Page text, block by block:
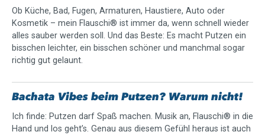
Ob Küche, Bad, Fugen, Armaturen, Haustiere, Auto oder
Kosmetik – mein Flauschi® ist immer da, wenn schnell wieder
alles sauber werden soll. Und das Beste: Es macht Putzen ein
bisschen leichter, ein bisschen schöner und manchmal sogar
richtig gut gelaunt.
Bachata Vibes beim Putzen? Warum nicht!
Ich finde: Putzen darf Spaß machen. Musik an, Flauschi® in die
Hand und los geht’s. Genau aus diesem Gefühl heraus ist auch